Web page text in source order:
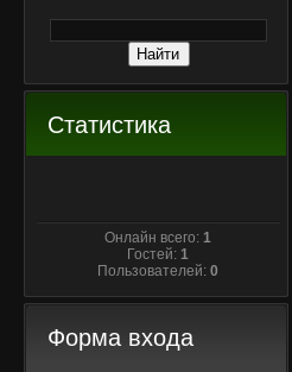
Статистика
Онлайн всего:1
Гостей:1
Пользователей:0
Форма входа